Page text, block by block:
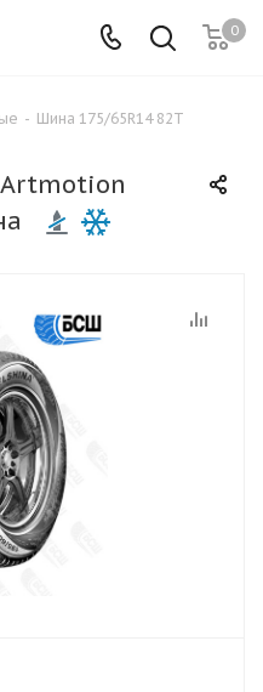
0
- Шина 175/65R14 82T